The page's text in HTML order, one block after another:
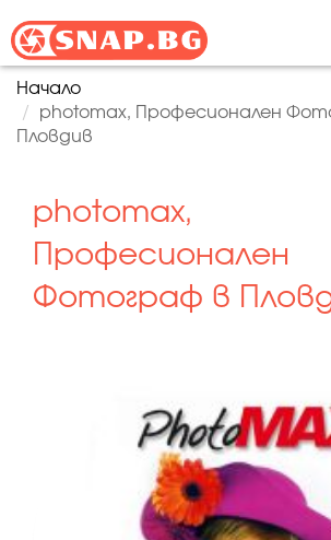
Начало
photomax, Професионален
Пловдив
photomax,
Професионален
Фотограф в